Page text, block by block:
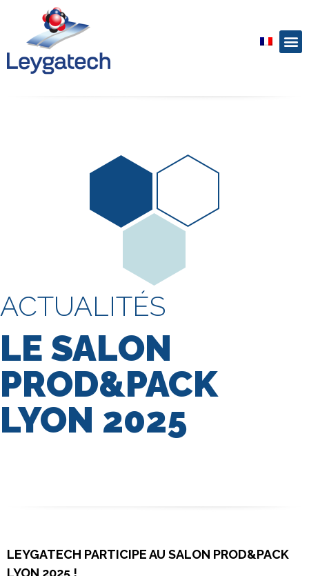
ACTUALITÉS
LE SALON
PROD&PACK
LYON 2025
LEYGATECH PARTICIPE AU SALON PROD&PACK
LYON 2025 !